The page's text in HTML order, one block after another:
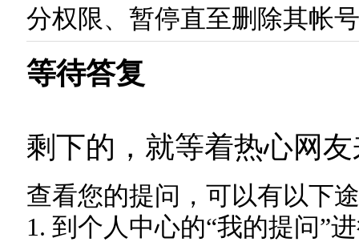
分权限、暂停直至删除其帐
等待答复
剩下的，就等着热心网
查看您的提问，可以有以下
1. 到个人中心的“我的提问”